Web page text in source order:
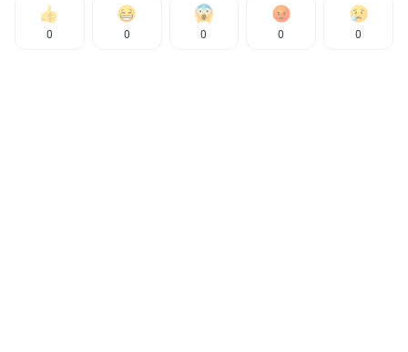
0 0 0 0 0